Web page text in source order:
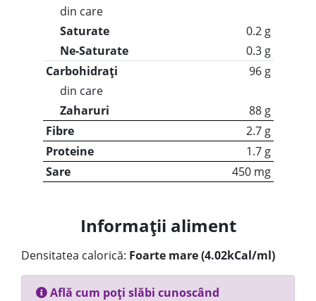
din care
Saturate
0.2 g
Ne-Saturate
0.3 g
Carbohidrați
96 g
din care
Zaharuri
88 g
Fibre
2.7 g
Proteine
1.7 g
Sare
450 mg
Informații aliment
Densitatea calorică: Foarte mare (4.02kCal/ml)
Află cum poți slăbi cunoscând